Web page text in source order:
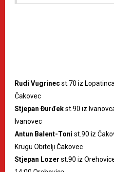
Rudi Vugrinecst.70 iz
Čakovec
Stjepan Đurđekst.90 iz
Ivanovec
Antun Balent-Toni st.90 iz
Krugu Obitelji Čakovec
Stjepan Lozer st.90 iz